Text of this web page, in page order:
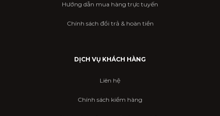
Hướng dẫn mua hàng trực tuyến
Chính sách đổi trả & hoàn tiền
DỊCH VỤ KHÁCH HÀNG
Liên hệ
Chính sách kiểm hàng